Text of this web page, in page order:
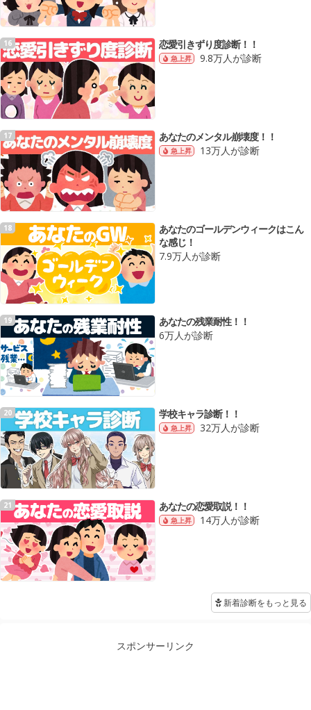
16 恋愛引きずり度診断！！
急上昇 9.8万人が診断
17 あなたのメンタル崩壊度！！
急上昇 13万人が診断
18
あなたのゴールデンウィークはこん
な感じ！
7.9万人が診断
19
あなたの残業耐性！！
6万人が診断
20 学校キャラ診断！！
急上昇 32万人が診断
21 あなたの恋愛取説！！
急上昇 14万人が診断
新着診断をもっと見る
スポンサーリンク